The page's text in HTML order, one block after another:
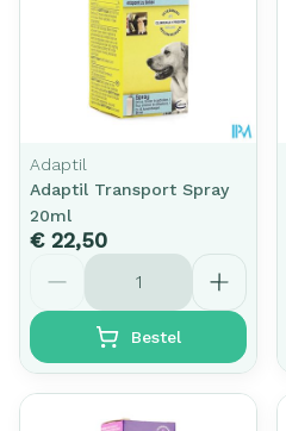
Adaptil
Adaptil Transport Spray
20ml
€ 22,50
Aantal
Bestel